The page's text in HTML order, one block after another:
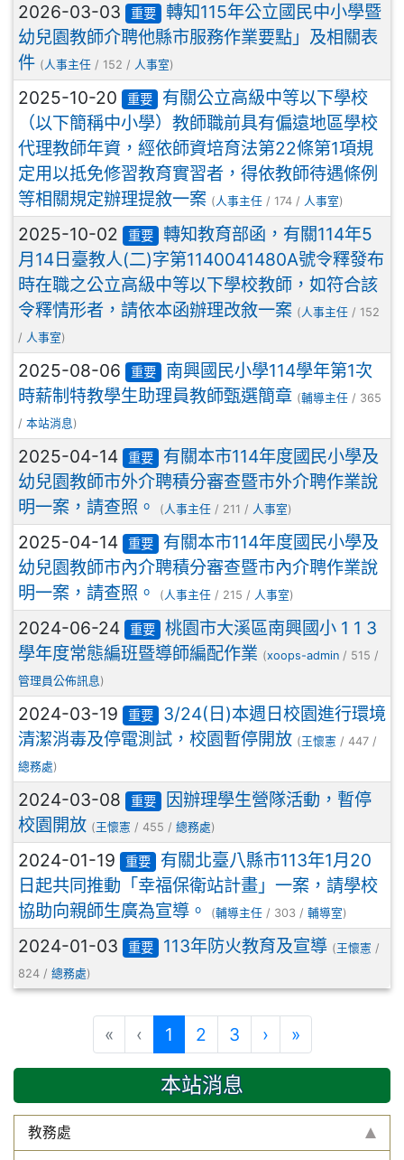
2026-03-03 重要
轉知115年公立國民中小學暨
幼兒園教師介聘他縣市服務作業要點」及相關表
件 (人事主任 / 152 / 人事室)
2025-10-20 重要
有關公立高級中等以下學校
（以下簡稱中小學）教師職前具有偏遠地區學校
代理教師年資，經依師資培育法第22條第1項規
定用以抵免修習教育實習者，得依教師待遇條例
等相關規定辦理提敘一案 (人事主任 / 174 / 人事室)
2025-10-02 重要
轉知教育部函，有關114年5
月14日臺教人(二)字第1140041480A號令釋發布
時在職之公立高級中等以下學校教師，如符合該
令釋情形者，請依本函辦理改敘一案 (人事主任 / 152
/ 人事室)
2025-08-06 重要
南興國民小學114學年第1次
時薪制特教學生助理員教師甄選簡章 (輔導主任 / 365
/ 本站消息)
2025-04-14 重要
有關本市114年度國民小學及
幼兒園教師市外介聘積分審查暨市外介聘作業說
明一案，請查照。
(人事主任 / 211 / 人事室)
2025-04-14 重要
有關本市114年度國民小學及
幼兒園教師市內介聘積分審查暨市內介聘作業說
明一案，請查照。
(人事主任 / 215 / 人事室)
2024-06-24 重要
桃園市大溪區南興國小 1 1 3
學年度常態編班暨導師編配作業 (xoops-admin / 515 /
管理員公佈訊息)
2024-03-19 重要
3/24(日)本週日校園進行環境
清潔消毒及停電測試，校園暫停開放 (王懷憲 / 447 /
總務處)
2024-03-08 重要
因辦理學生營隊活動，暫停
校園開放 (王懷憲 / 455 / 總務處)
2024-01-19 重要
有關北臺八縣市113年1月20
日起共同推動「幸福保衛站計畫」一案，請學校
協助向親師生廣為宣導。
(輔導主任 / 303 / 輔導室)
2024-01-03 重要 113年防火教育及宣導 (王懷憲 /
824 / 總務處)
« ‹ 1 (目前頁次)
2 3 ›下一頁
»最後頁
本站消息
教務處